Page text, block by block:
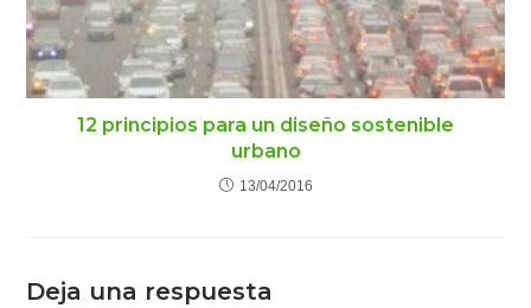
12 principios para un diseño sostenible
urbano
13/04/2016
Deja una respuesta